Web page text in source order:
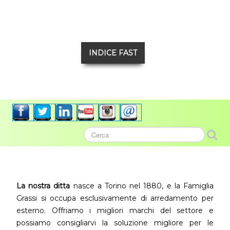
INDICE FAST
La nostra ditta nasce a Torino nel 1880, e la Famiglia
Grassi si occupa esclusivamente di arredamento per
esterno. Offriamo i migliori marchi del settore e
possiamo consigliarvi la soluzione migliore per le